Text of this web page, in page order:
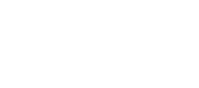
25 millió forint vissza
uniós támogatást